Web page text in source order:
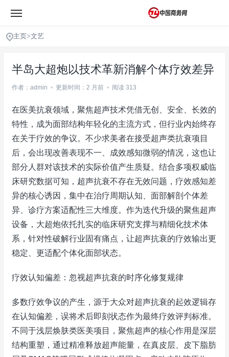
主页>文艺
半岛大超炮以技术革新消解个体疗效差异
作者：admin • 更新时间：2 月前 • 阅读 313
在医美抗衰领域，聚焦超声技术凭借无创、安全、长效的
特性，成为面部结构年轻化的主流方式，但行业内始终存
在关于疗效的争议。不少求美者在接受超声类抗衰项目
后，会出现改善表现不一、成效感知微弱的情况，这也让
部分人群对该技术的实际价值产生质疑。结合多项权威临
床研究数据可知，超声抗衰不存在无效问题，疗效感知差
异的核心诱因，集中在治疗周期认知、面部解剖个体差
异、诊疗方案适配性三大维度。作为迭代升级的聚焦超声
设备，大超炮依托扎实的临床研究支撑与精细化技术体
系，针对性破解行业固有痛点，让超声抗衰的疗效输出更
稳定、更适配个体化面部状态。
疗效认知偏差：忽视超声抗衰的时序化修复规律
多数疗效争议的产生，源于大众对超声抗衰的起效逻辑存
在认知偏差，误将术后即刻状态作为最终疗效评判标准。
不同于浅层焕肤类医美项目，聚焦超声的核心作用是深层
结构重塑，通过精准释放超声能量，在真皮层、皮下脂肪